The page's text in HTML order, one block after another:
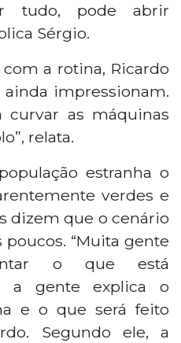
tudo, pode abrir
Sérgio.
a rotina, Ricardo
impressionam.
curvar as máquinas
relata.
estranha o
verdes e
dizem que o cenário
“Muita gente
o que está
a gente explica o
e o que será feito
Segundo ele, a